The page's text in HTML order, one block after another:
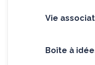
Vie
Boîte à